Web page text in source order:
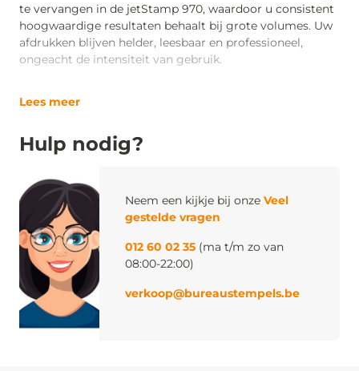
te vervangen in de jetStamp 970, waardoor u consistent
hoogwaardige resultaten behaalt bij grote volumes. Uw
afdrukken blijven helder, leesbaar en professioneel,
ongeacht de intensiteit van gebruik.
Lees meer
Hulp nodig?
Neem een kijkje bij onze Veel
gestelde vragen
012 60 02 35 (ma t/m zo van
08:00-22:00)
verkoop@bureaustempels.be